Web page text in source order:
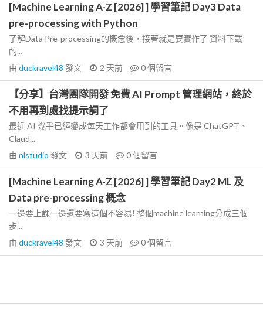
[Machine Learning A-Z [2026] ] 學習筆記 Day3 Data
pre-processing with Python
了解Data Pre-processing的概念後，接著就是要實作了 資料下載
的...
由 duckravel48 發文 2 天前 0個留言
【分享】台灣團隊開發 免費 AI Prompt 管理網站，終於
不用再到處找提示詞了
最近 AI 幾乎已經變成每天工作都會用到的工具。像是 ChatGPT、
Claud...
由 nlstudio 發文 3 天前 0個留言
[Machine Learning A-Z [2026] ] 學習筆記 Day2 ML 及
Data pre-processing 概念
一邊要上課一邊還要寫這個不容易! 整個machine learning分成三個
步...
由 duckravel48 發文 3 天前 0個留言